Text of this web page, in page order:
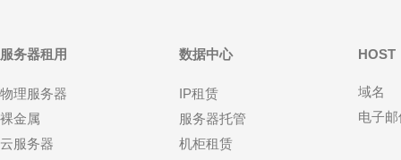
服务器租用
物理服务器
裸金属
云服务器
数据中心
IP租赁
服务器托管
机柜租赁
HOST
域名
电子